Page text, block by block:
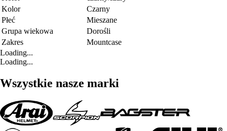
Kolor
Czarny
Płeć
Mieszane
Grupa wiekowa
Dorośli
Zakres
Mountcase
Loading...
Loading...
Wszystkie nasze marki